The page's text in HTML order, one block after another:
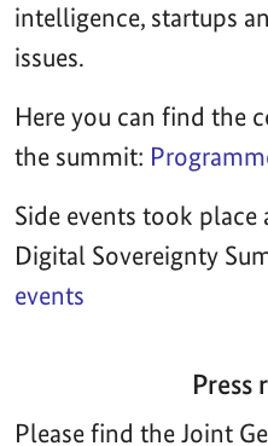
intelligence, startups
issues.
Here you can find the
the summit:
Side events took place
Digital Sovereignty
events
Press
Please find the Joint